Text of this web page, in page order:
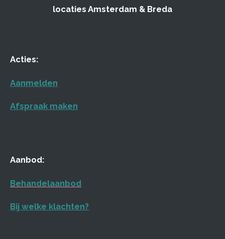
locaties Amsterdam & Breda
Acties:
Aanmelden
Afspraak maken
Aanbod:
Behandelaanbod
Bij welke klachten?